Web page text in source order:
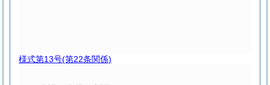
様式第13号(第22条関係)